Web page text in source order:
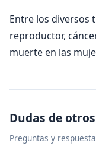
Entre los diversos
reproductor,
muerte en las
Dudas de
Preguntas y